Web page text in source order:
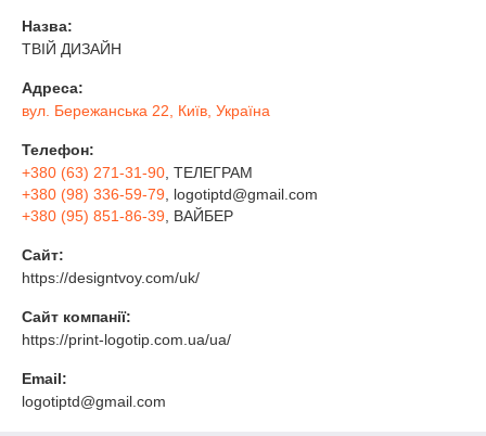
Назва:
ТВІЙ ДИЗАЙН
Адреса:
вул. Бережанська 22, Київ, Україна
Телефон:
+380 (63) 271-31-90 , ТЕЛЕГРАМ
+380 (98) 336-59-79 , logotiptd@gmail.com
+380 (95) 851-86-39 , ВАЙБЕР
Сайт:
https://designtvoy.com/uk/
Сайт компанії:
https://print-logotip.com.ua/ua/
Email:
logotiptd@gmail.com